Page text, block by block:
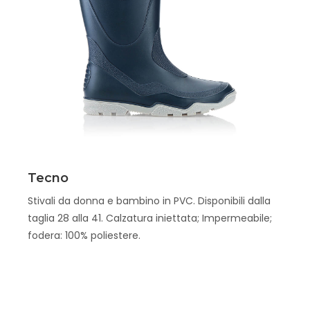
Tecno
Stivali da donna e bambino in PVC. Disponibili dalla
taglia 28 alla 41. Calzatura iniettata; Impermeabile;
fodera: 100% poliestere.